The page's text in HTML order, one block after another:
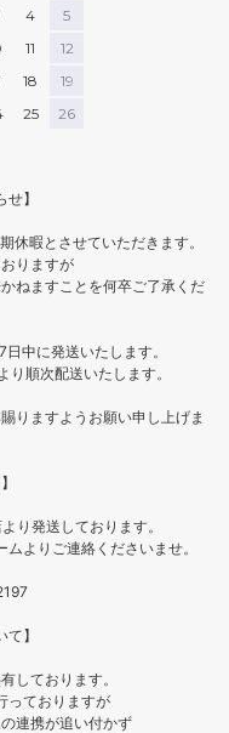
4
5
11
12
18
19
25
26
】
休暇とさせていただきます。
りますが
ねますことを何卒ご了承くだ
中に発送いたします。
順次配送いたします。
りますようお願い申し上げま
り発送しております。
よりご連絡くださいませ。
】
しております。
っておりますが
連携が追い付かず